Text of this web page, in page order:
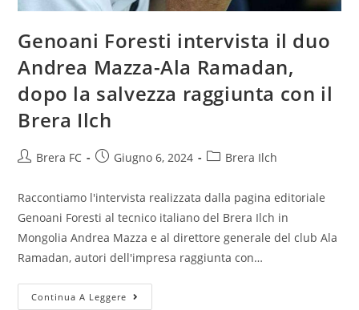
Genoani Foresti intervista il duo
Andrea Mazza-Ala Ramadan,
dopo la salvezza raggiunta con il
Brera Ilch
Brera FC Giugno 6, 2024 Brera Ilch
Raccontiamo l'intervista realizzata dalla pagina editoriale
Genoani Foresti al tecnico italiano del Brera Ilch in
Mongolia Andrea Mazza e al direttore generale del club Ala
Ramadan, autori dell'impresa raggiunta con…
Continua A Leggere